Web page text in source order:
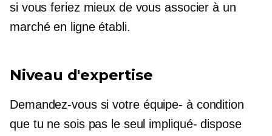
si vous feriez mieux de vous associer à un
marché en ligne établi.
Niveau d'expertise
Demandez-vous si votre équipe- à condition
que tu ne sois pas le seul impliqué- dispose